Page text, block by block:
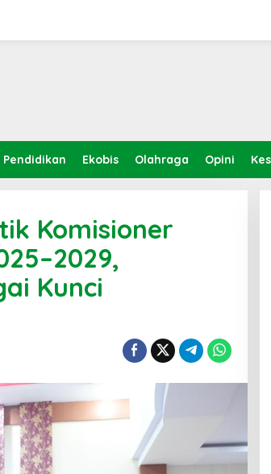
Pendidikan Ekobis Olahraga Opini
Komisioner
Kunci